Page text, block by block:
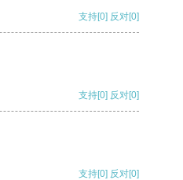
支持[0] 反对[0]
支持[0] 反对[0]
支持[0] 反对[0]